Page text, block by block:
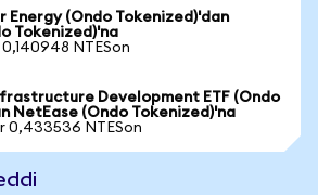
Energy (Ondo Tokenized)'dan
Tokenized)'na
NTESon
Development ETF (Ondo
NetEase (Ondo Tokenized)'na
0,433536 NTESon